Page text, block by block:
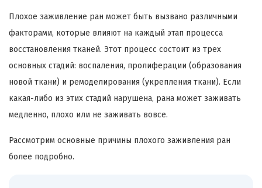
Плохое заживление ран может быть вызвано различными
факторами, которые влияют на каждый этап процесса
восстановления тканей. Этот процесс состоит из трех
основных стадий: воспаления, пролиферации (образования
новой ткани) и ремоделирования (укрепления ткани). Если
какая-либо из этих стадий нарушена, рана может заживать
медленно, плохо или не заживать вовсе.
Рассмотрим основные причины плохого заживления ран
более подробно.